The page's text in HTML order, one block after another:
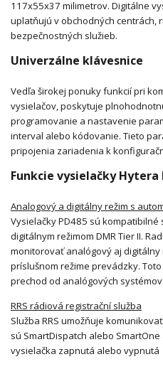
117x55x37 milimetrov. Digitálne
uplatňujú v obchodných centrách,
bezpečnostných služieb.
Univerzálne klávesnice
Vedľa širokej ponuky funkcií pri
vysielačov, poskytuje
programovanie a nastavenie
interval alebo kódovanie. Tieto
pripojenia zariadenia k
Funkcie vysielačky Hytera
Analogový a digitálny režim s
Vysielačky PD485 sú
digitálnym režimom DMR Tier II.
monitorovať analógový aj
príslušnom režime prevádzky.
prechod od analógových
RRS rádiová registrační služba
Služba RRS umožňuje
sú SmartDispatch alebo
vysielačka zapnutá alebo vypnutá